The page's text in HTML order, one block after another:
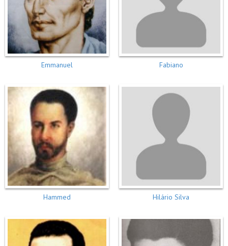
Emmanuel Fabiano
Hammed Hilário Silva